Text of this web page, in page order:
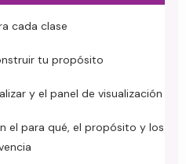
cada clase
tu propósito
y el panel de visualización
el para qué, el propósito y los